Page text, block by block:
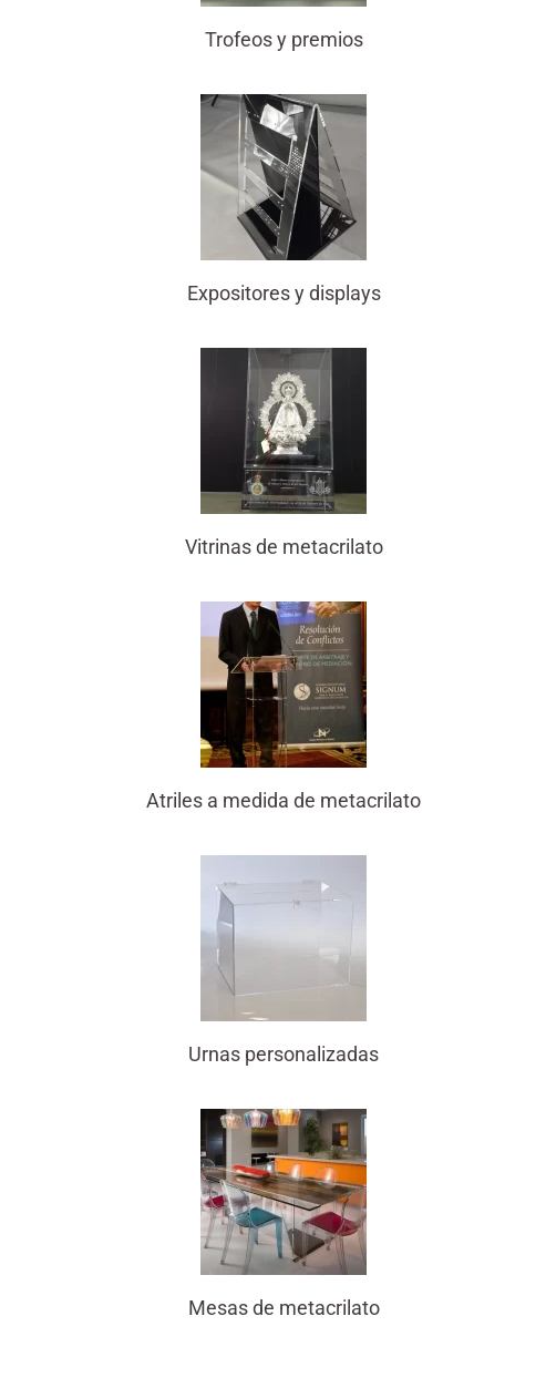
Trofeos y premios
Expositores y displays
Vitrinas de metacrilato
Atriles a medida de metacrilato
Urnas personalizadas
Mesas de metacrilato